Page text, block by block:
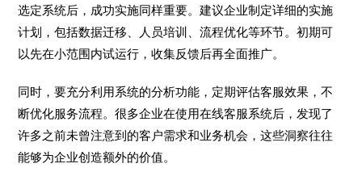
选定系统后，成功实施同样重要。建议企业制定详细的实施
计划，包括数据迁移、人员培训、流程优化等环节。初期可
以先在小范围内试运行，收集反馈后再全面推广。
同时，要充分利用系统的分析功能，定期评估客服效果，不
断优化服务流程。很多企业在使用在线客服系统后，发现了
许多之前未曾注意到的客户需求和业务机会，这些洞察往往
能够为企业创造额外的价值。